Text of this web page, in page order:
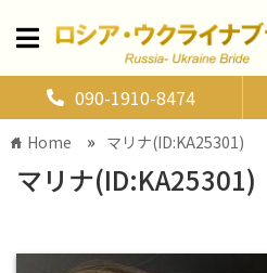
090-1910-8474
home Home » マリナ(ID:KA25301)
マリナ(ID:KA25301)